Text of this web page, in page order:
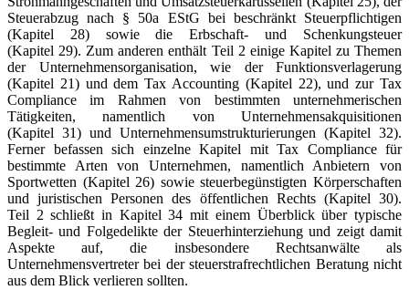
Steuerabzug nach § 50a EStG bei beschränkt Steuerpflichtigen
(Kapitel 28) sowie die Erbschaft- und Schenkungsteuer
(Kapitel 29). Zum anderen enthält Teil 2 einige Kapitel zu Themen
der Unternehmensorganisation, wie der Funktionsverlagerung
(Kapitel 21) und dem Tax Accounting (Kapitel 22), und zur Tax
Compliance im Rahmen von bestimmten unternehmerischen
Tätigkeiten, namentlich von Unternehmensakquisitionen
(Kapitel 31) und Unternehmensumstrukturierungen (Kapitel 32).
Ferner befassen sich einzelne Kapitel mit Tax Compliance für
bestimmte Arten von Unternehmen, namentlich Anbietern von
Sportwetten (Kapitel 26) sowie steuerbegünstigten Körperschaften
und juristischen Personen des öffentlichen Rechts (Kapitel 30).
Teil 2 schließt in Kapitel 34 mit einem Überblick über typische
Begleit- und Folgedelikte der Steuerhinterziehung und zeigt damit
Aspekte auf, die insbesondere Rechtsanwälte als
Unternehmensvertreter bei der steuerstrafrechtlichen Beratung nicht
aus dem Blick verlieren sollten.